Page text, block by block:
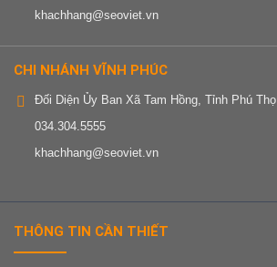
khachhang@seoviet.vn
CHI NHÁNH VĨNH PHÚC
Đối Diện Ủy Ban Xã Tam Hồng, Tỉnh Phú Thọ
034.304.5555
khachhang@seoviet.vn
THÔNG TIN CẦN THIẾT